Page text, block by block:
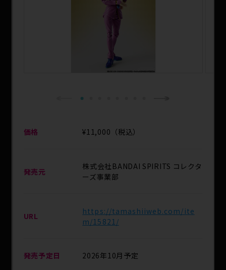
1
価格 ¥11,000（税込）
発売元
株式会社BANDAI SPIRITS コレクタ
ーズ事業部
URL
https://tamashiiweb.com/ite
m/15821/
発売予定日 2026年10月予定